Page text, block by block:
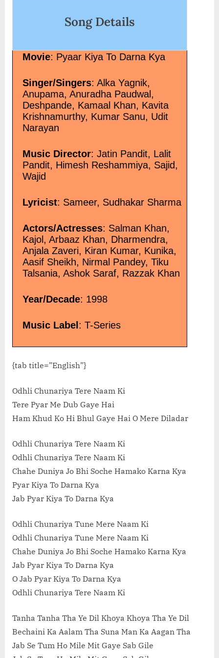
More<span class="screen-reader-text">
Song Details
Movie: Pyaar Kiya To Darna Kya
Singer/Singers: Alka Yagnik,
Anupama, Anuradha Paudwal,
Deshpande, Kamaal Khan, Kavita
Krishnamurthy, Kumar Sanu, Udit
Narayan
Music Director: Jatin Pandit, Lalit
Pandit, Himesh Reshammiya, Sajid,
Wajid
Lyricist: Sameer, Sudhakar Sharma
Actors/Actresses: Salman Khan,
Kajol, Arbaaz Khan, Dharmendra,
Anjala Zaveri, Kiran Kumar, Kunika,
Aasif Sheikh, Nirmal Pandey, Tiku
Talsania, Ashok Saraf, Razzak Khan
Year/Decade: 1998
Music Label : T-Series
{tab title=”English”}
Odhli Chunariya Tere Naam Ki
Tere Pyar Me Dub Gaye Hai
Ham Khud Ko Hi Bhul Gaye Hai O Mere Diladar
Odhli Chunariya Tere Naam Ki
Odhli Chunariya Tere Naam Ki
Chahe Duniya Jo Bhi Soche Hamako Karna Kya
Pyar Kiya To Darna Kya
Jab Pyar Kiya To Darna Kya
Odhli Chunariya Tune Mere Naam Ki
Odhli Chunariya Tune Mere Naam Ki
Chahe Duniya Jo Bhi Soche Hamako Karna Kya
Jab Pyar Kiya To Darna Kya
O Jab Pyar Kiya To Darna Kya
Odhli Chunariya Tere Naam Ki
Tanha Tanha Tha Ye Dil Khoya Khoya Tha Ye Dil
Bechaini Ka Aalam Tha Suna Man Ka Aagan Tha
Jab Se Tum Ho Mile Mit Gaye Sab Gile